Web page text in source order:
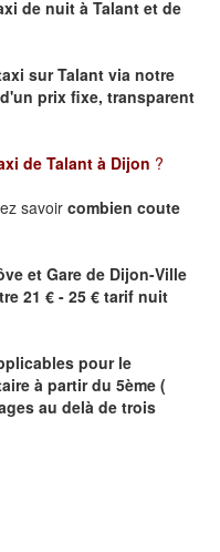
de nuit à Talant et de
surTalant via notre
d'un prix fixe, transparent
de Talant à Dijon ?
savoir combien coute
et Gare de Dijon-Ville
21 € - 25 € tarif nuit
pour le
à partir du 5ème (
au delà de trois